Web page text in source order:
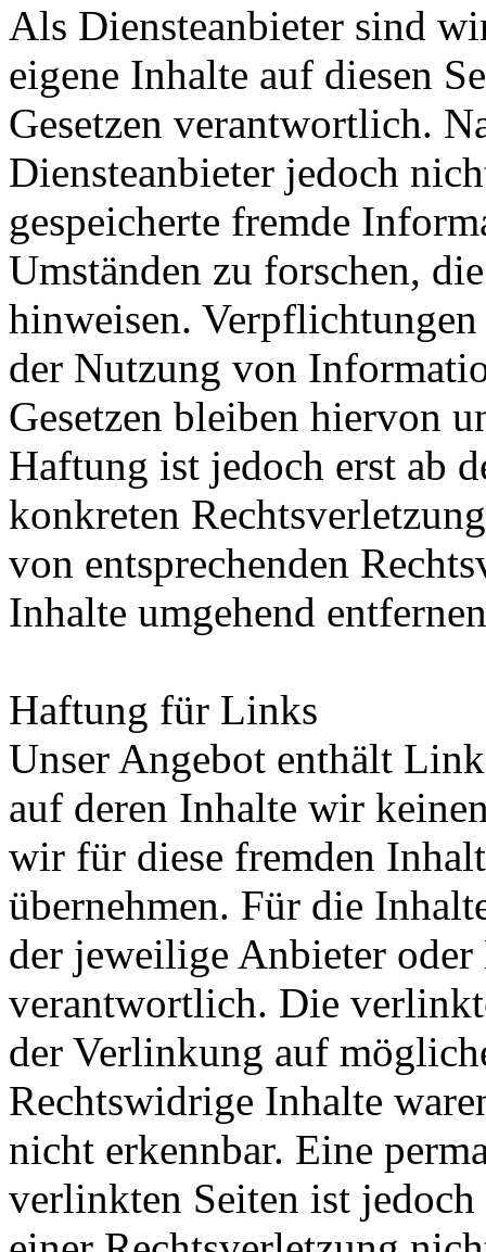
Als Diensteanbieter sind
eigene Inhalte auf diesen
Gesetzen verantwortlich.
Diensteanbieter jedoch
gespeicherte fremde
Umständen zu forschen,
hinweisen.
der Nutzung von
Gesetzen bleiben hiervon
Haftung ist jedoch erst ab
konkreten
von entsprechenden
Inhalte umgehend
Haftung für Links
Unser Angebot enthält
auf deren Inhalte wir
wir für diese fremden
übernehmen. Für die
der jeweilige Anbieter oder
verantwortlich. Die
der Verlinkung auf
Rechtswidrige Inhalte
nicht erkennbar. Eine
verlinkten Seiten ist